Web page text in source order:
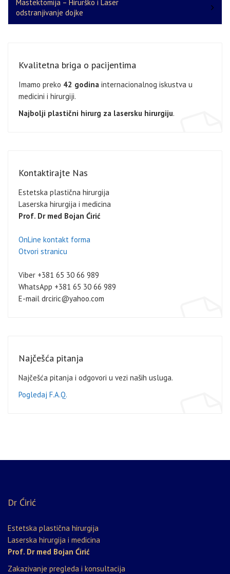
Mastektomija – Hirurško i Laser
odstranjivanje dojke
Kvalitetna briga o pacijentima
Imamo preko 42 godina internacionalnog iskustva u
medicini i hirurgiji.
Najbolji plastični hirurg za lasersku hirurgiju.
Kontaktirajte Nas
Estetska plastična hirurgija
Laserska hirurgija i medicina
Prof. Dr med Bojan Ćirić
OnLine kontakt forma
Otvori stranicu
Viber +381 65 30 66 989
WhatsApp +381 65 30 66 989
E-mail drciric@yahoo.com
Najčešća pitanja
Najčešća pitanja i odgovori u vezi naših usluga.
Pogledaj F.A.Q.
Dr Ćirić
Estetska plastična hirurgija
Laserska hirurgija i medicina
Prof. Dr med Bojan Ćirić
Zakazivanje pregleda i konsultacija